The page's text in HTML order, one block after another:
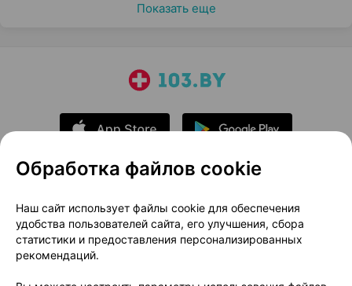
Показать еще
О проекте
Новости проекта
Размещение рекламы
Медицинский маркетинг
Публичный договор
Доставка
Обработка файлов cookie
Наш сайт использует файлы cookie для обеспечения
удобства пользователей сайта, его улучшения, сбора
статистики и предоставления персонализированных
рекомендаций.